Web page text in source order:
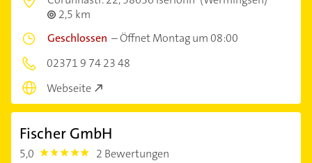
2,5 km
Geschlossen –Öffnet Montag um 08:00
02371 9 74 23 48
Webseite
Fischer GmbH
5,0 5.0 2 Bewertungen